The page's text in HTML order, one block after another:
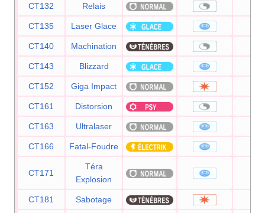
CT132 Relais
CT135 Laser Glace
CT140 Machination
CT143 Blizzard
CT152 Giga Impact
CT161 Distorsion
CT163 Ultralaser
CT166 Fatal-Foudre
CT171
Téra
Explosion
CT181 Sabotage